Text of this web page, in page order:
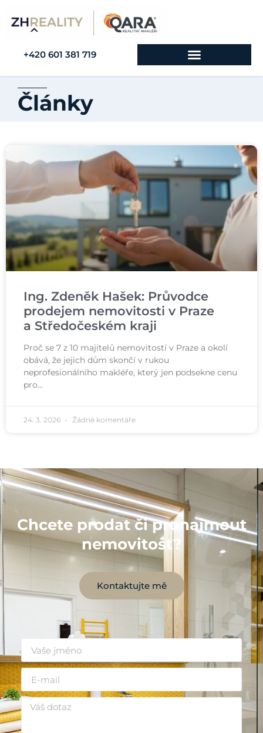
+420 601 381 719
Články
Ing. Zdeněk Hašek: Průvodce
prodejem nemovitosti v Praze
a Středočeském kraji
Proč se 7 z 10 majitelů nemovitostí v Praze a okolí
obává, že jejich dům skončí v rukou
neprofesionálního makléře, který jen podsekne cenu
pro…
24. 3. 2026 Žádné komentáře
Chcete prodat či pronajmout
nemovitost?
Kontaktujte mě